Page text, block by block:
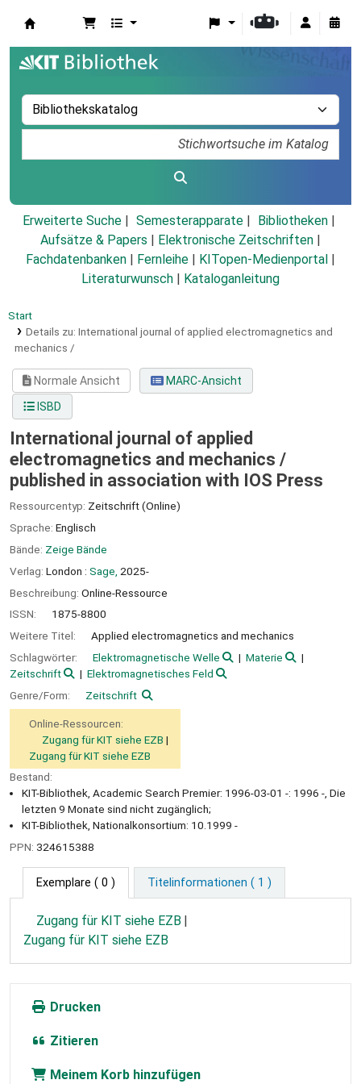
Erweiterte Suche Semesterapparate
Bibliotheken
Aufsätze & Papers
Elektronische Zeitschriften
Fachdatenbanken
Fernleihe KITopen-Medienportal
Literaturwunsch
Kataloganleitung
Start
Details zu: International journal of applied electromagnetics and
mechanics /
Normale Ansicht
MARC-Ansicht
ISBD
International journal of applied
electromagnetics and mechanics /
published in association with IOS Press
Ressourcentyp: Zeitschrift (Online)
Sprache: Englisch
Bände: Zeige Bände
Verlag: London : Sage, 2025-
Beschreibung: Online-Ressource
ISSN:
1875-8800
Weitere Titel:
Applied electromagnetics and mechanics
Schlagwörter:
Elektromagnetische Welle
Materie
Zeitschrift
Elektromagnetisches Feld
Genre/Form:
Zeitschrift
Online-Ressourcen:
Zugang für KIT siehe EZB
Zugang für KIT siehe EZB
Bestand:
KIT-Bibliothek, Academic Search Premier: 1996-03-01 -: 1996 -, Die
letzten 9 Monate sind nicht zugänglich;
KIT-Bibliothek, Nationalkonsortium: 10.1999 -
PPN: 324615388
Exemplare ( 0 ) Titelinformationen ( 1 )
Zugang für KIT siehe EZB
Zugang für KIT siehe EZB
Drucken
Zitieren
Meinem Korb hinzufügen